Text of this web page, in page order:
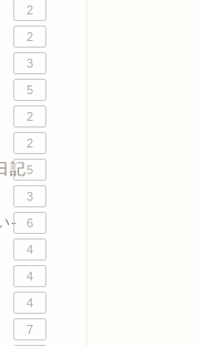
2
2
3
5
2
2
記5
3
- 6
4
4
4
7